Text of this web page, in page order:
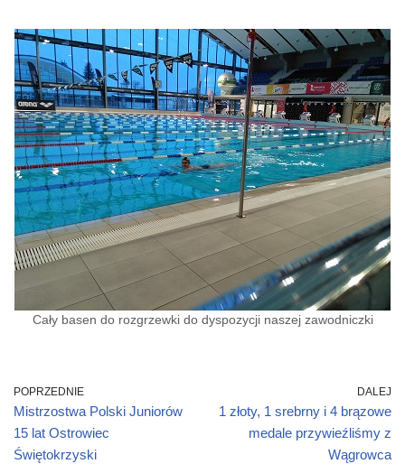
Cały basen do rozgrzewki do dyspozycji naszej zawodniczki
POPRZEDNIE
Mistrzostwa Polski Juniorów
15 lat Ostrowiec
Świętokrzyski
DALEJ
1 złoty, 1 srebrny i 4 brązowe
medale przywieźliśmy z
Wągrowca